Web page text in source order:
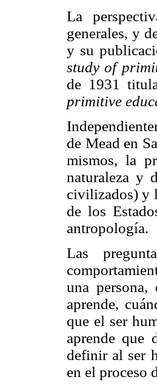
La
generales, y
y su
study of
de 1931
primitive
de Mead en
mismos, la
naturaleza y
civilizados) y
de los
antropología.
Las
una
aprende,
que el ser
aprende que
definir al ser
en el proceso